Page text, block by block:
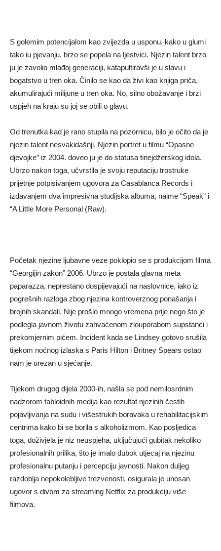
S golemim potencijalom kao zvijezda u usponu, kako u glumi
tako iu pjevanju, brzo se popela na ljestvici. Njezin talent brzo
ju je zavolio mlađoj generaciji, katapultiravši je u slavu i
bogatstvo u tren oka. Činilo se kao da živi kao knjiga priča,
akumulirajući milijune u tren oka. No, silno obožavanje i brzi
uspjeh na kraju su joj se obili o glavu.
Od trenutka kad je rano stupila na pozornicu, bilo je očito da je
njezin talent nesvakidašnji. Njezin portret u filmu “Opasne
djevojke” iz 2004. doveo ju je do statusa tinejdžerskog idola.
Ubrzo nakon toga, učvrstila je svoju reputaciju trostruke
prijetnje potpisivanjem ugovora za Casablanca Records i
izdavanjem dva impresivna studijska albuma, naime “Speak” i
“A Little More Personal (Raw).
Početak njezine ljubavne veze poklopio se s produkcijom filma
“Georgijin zakon” 2006. Ubrzo je postala glavna meta
paparazza, neprestano dospijevajući na naslovnice, iako iz
pogrešnih razloga zbog njezina kontroverznog ponašanja i
brojnih skandali. Nije prošlo mnogo vremena prije nego što je
podlegla javnom životu zahvaćenom zlouporabom supstanci i
prekomjernim pićem. Incident kada se Lindsey gotovo srušila
tijekom noćnog izlaska s Paris Hilton i Britney Spears ostao
nam je urezan u sjećanje.
Tijekom drugog dijela 2000-ih, našla se pod nemilosrdnim
nadzorom tabloidnih medija kao rezultat njezinih čestih
pojavljivanja na sudu i višestrukih boravaka u rehabilitacijskim
centrima kako bi se borila s alkoholizmom. Kao posljedica
toga, doživjela je niz neuspjeha, uključujući gubitak nekoliko
profesionalnih prilika, što je imalo dubok utjecaj na njezinu
profesionalnu putanju i percepciju javnosti. Nakon duljeg
razdoblja nepokolebljive trezvenosti, osigurala je unosan
ugovor s divom za streaming Netflix za produkciju više
filmova.